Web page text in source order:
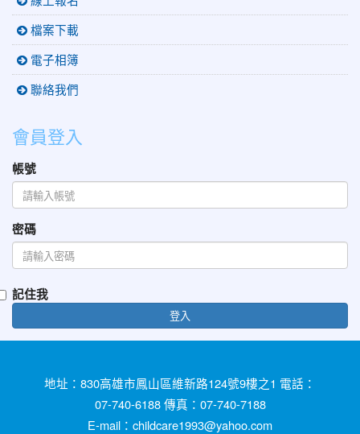
檔案下載
電子相簿
聯絡我們
會員登入
帳號
密碼
記住我
登入
地址：830高雄市鳳山區維新路124號9樓之1 電話：
07-740-6188 傳真：07-740-7188
E-mail：childcare1993@yahoo.com